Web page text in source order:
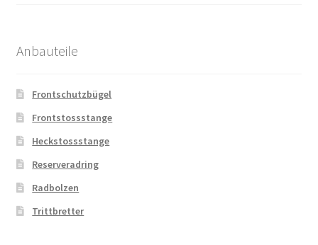
Anbauteile
Frontschutzbügel
Frontstossstange
Heckstossstange
Reserveradring
Radbolzen
Trittbretter